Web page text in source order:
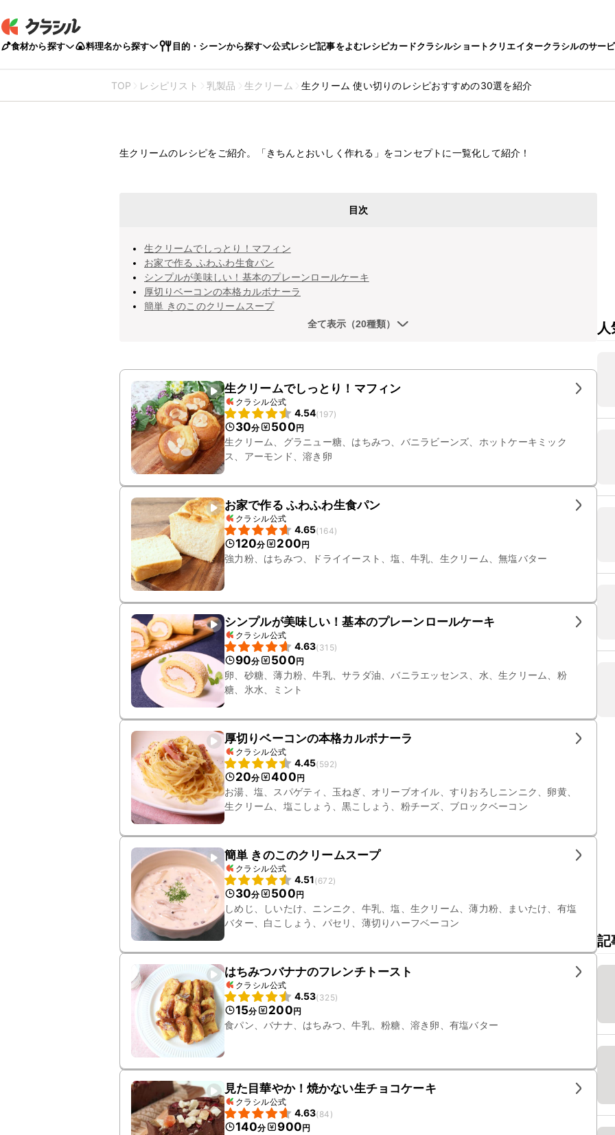
食材から探す 料理名から探す 目的・シーンから探す 公式レシピ記事をよむレシピカードクラシルショートクリエイタークラシルのサー
TOP レシピリスト 乳製品 生クリーム 生クリーム 使い切りのレシピおすすめの30選を紹介
使い切りのレシピおすすめの30選を紹介
生クリームのレシピをご紹介。「きちんとおいしく作れる」をコンセプトに一覧化して紹介！
目次
生クリームでしっとり！マフィン
お家で作る ふわふわ生食パン
シンプルが美味しい！基本のプレーンロールケーキ
厚切りベーコンの本格カルボナーラ
簡単 きのこのクリームスープ
全て表示（20種類）
生クリームでしっとり！マフィン
クラシル公式
4.54(197)
30分 500円
生クリーム、グラニュー糖、はちみつ、バニラビーンズ、ホットケーキミック
ス、アーモンド、溶き卵
お家で作る ふわふわ生食パン
クラシル公式
4.65(164)
120分 200円
強力粉、はちみつ、ドライイースト、塩、牛乳、生クリーム、無塩バター
シンプルが美味しい！基本のプレーンロールケーキ
クラシル公式
4.63(315)
90分 500円
卵、砂糖、薄力粉、牛乳、サラダ油、バニラエッセンス、水、生クリーム、粉
糖、氷水、ミント
厚切りベーコンの本格カルボナーラ
クラシル公式
4.45(592)
20分 400円
お湯、塩、スパゲティ、玉ねぎ、オリーブオイル、すりおろしニンニク、卵黄、
生クリーム、塩こしょう、黒こしょう、粉チーズ、ブロックベーコン
簡単 きのこのクリームスープ
クラシル公式
4.51(672)
30分 500円
しめじ、しいたけ、ニンニク、牛乳、塩、生クリーム、薄力粉、まいたけ、有塩
バター、白こしょう、パセリ、薄切りハーフベーコン
はちみつバナナのフレンチトースト
クラシル公式
4.53(325)
15分 200円
食パン、バナナ、はちみつ、牛乳、粉糖、溶き卵、有塩バター
見た目華やか！焼かない生チョコケーキ
クラシル公式
4.63(84 )
140分 900円
記